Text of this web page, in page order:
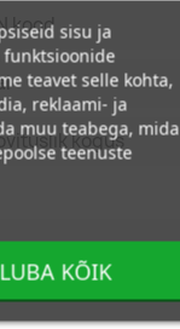
kood
kogus
sisu ja
funktsioonide
teavet selle kohta,
reklaami- ja
muu teabega, mida
teenuste
LUBA KÕIK